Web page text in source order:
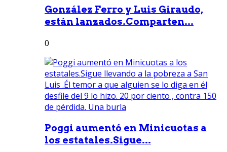
González Ferro y Luis Giraudo,
están lanzados.Comparten...
0
Poggi aumentó en Minicuotas a
los estatales.Sigue...